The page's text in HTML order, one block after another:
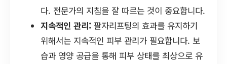
다. 전문가의 지침을 잘 따르는 것이 중요합니다.
지속적인 관리: 팔자리프팅의 효과를 유지하기
위해서는 지속적인 피부 관리가 필요합니다. 보
습과 영양 공급을 통해 피부 상태를 최상으로 유